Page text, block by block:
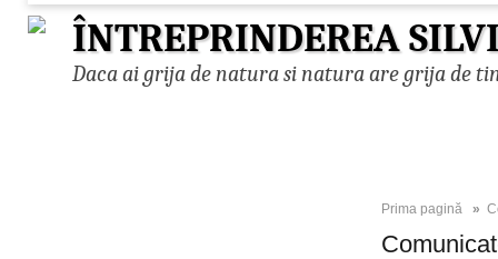
ÎNTREPRINDEREA
Daca ai grija de natura si natura are grija de
Prima pagină »